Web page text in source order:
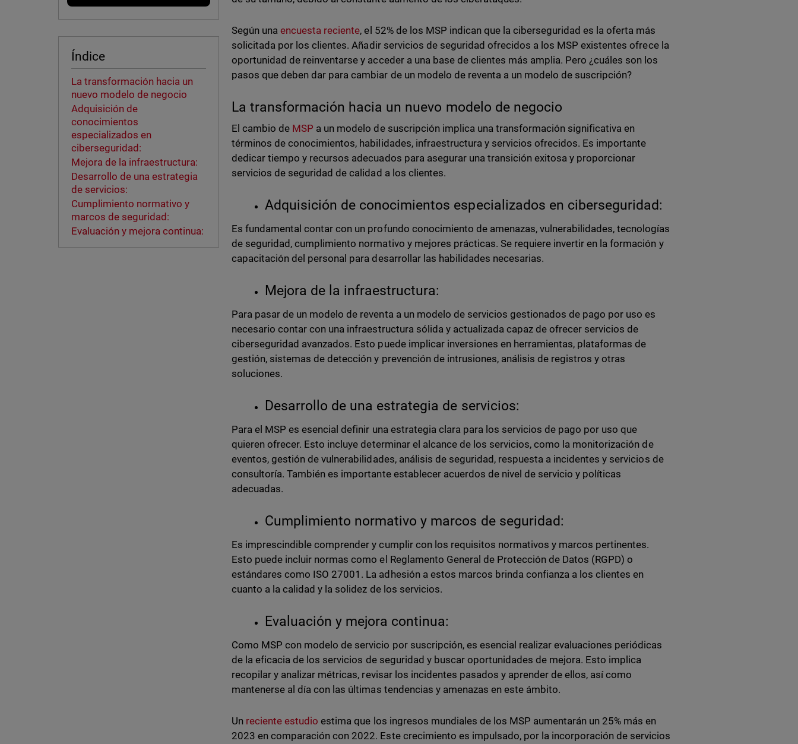
Índice
La transformación hacia un
nuevo modelo de negocio
Adquisición de
conocimientos
especializados en
ciberseguridad:
Mejora de la infraestructura:
Desarrollo de una estrategia
de servicios:
Cumplimiento normativo y
marcos de seguridad:
Evaluación y mejora continua:
Según unaencuesta reciente, el 52% de los MSP indican que la ciberseguridad es la oferta más
solicitada por los clientes. Añadir servicios de seguridad ofrecidos a los MSP existentes ofrece la
oportunidad de reinventarse y acceder a una base de clientes más amplia. Pero ¿cuáles son los
pasos que deben dar para cambiar de un modelo de reventa a un modelo de suscripción?
La transformación hacia un nuevo modelo de negocio
El cambio de MSP a un modelo de suscripción implica una transformación significativa en
términos de conocimientos, habilidades, infraestructura y servicios ofrecidos. Es importante
dedicar tiempo y recursos adecuados para asegurar una transición exitosa y proporcionar
servicios de seguridad de calidad a los clientes.
Adquisición de conocimientos especializados en ciberseguridad:
Es fundamental contar con un profundo conocimiento de amenazas, vulnerabilidades, tecnologías
de seguridad, cumplimiento normativo y mejores prácticas. Se requiere invertir en la formación y
capacitación del personal para desarrollar las habilidades necesarias.
Mejora de la infraestructura:
Para pasar de un modelo de reventa a un modelo de servicios gestionados de pago por uso es
necesario contar con una infraestructura sólida y actualizada capaz de ofrecer servicios de
ciberseguridad avanzados. Esto puede implicar inversiones en herramientas, plataformas de
gestión, sistemas de detección y prevención de intrusiones, análisis de registros y otras
soluciones.
Desarrollo de una estrategia de servicios:
Para el MSP es esencial definir una estrategia clara para los servicios de pago por uso que
quieren ofrecer. Esto incluye determinar el alcance de los servicios, como la monitorización de
eventos, gestión de vulnerabilidades, análisis de seguridad, respuesta a incidentes y servicios de
consultoría. También es importante establecer acuerdos de nivel de servicio y políticas
adecuadas.
Cumplimiento normativo y marcos de seguridad:
Es imprescindible comprender y cumplir con los requisitos normativos y marcos pertinentes.
Esto puede incluir normas como el Reglamento General de Protección de Datos (RGPD) o
estándares como ISO 27001. La adhesión a estos marcos brinda confianza a los clientes en
cuanto a la calidad y la solidez de los servicios.
Evaluación y mejora continua:
Como MSP con modelo de servicio por suscripción, es esencial realizar evaluaciones periódicas
de la eficacia de los servicios de seguridad y buscar oportunidades de mejora. Esto implica
recopilar y analizar métricas, revisar los incidentes pasados y aprender de ellos, así como
mantenerse al día con las últimas tendencias y amenazas en este ámbito.
Un reciente estudio estima que los ingresos mundiales de los MSP aumentarán un 25% más en
2023 en comparación con 2022. Este crecimiento es impulsado, por la incorporación de servicios